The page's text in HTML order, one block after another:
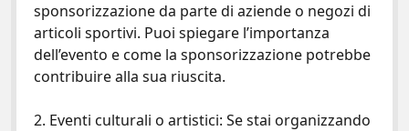
sponsorizzazione da parte di aziende o negozi di
articoli sportivi. Puoi spiegare l’importanza
dell’evento e come la sponsorizzazione potrebbe
contribuire alla sua riuscita.
2. Eventi culturali o artistici: Se stai organizzando